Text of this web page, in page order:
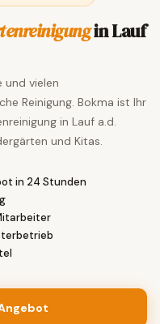
in Lauf
und vielen
Reinigung. Bokma ist Ihr
in Lauf a.d.
und Kitas.
in 24 Stunden